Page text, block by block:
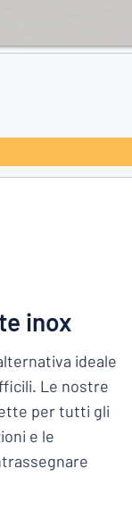
inox
ideale
Le nostre
per tutti gli
e le